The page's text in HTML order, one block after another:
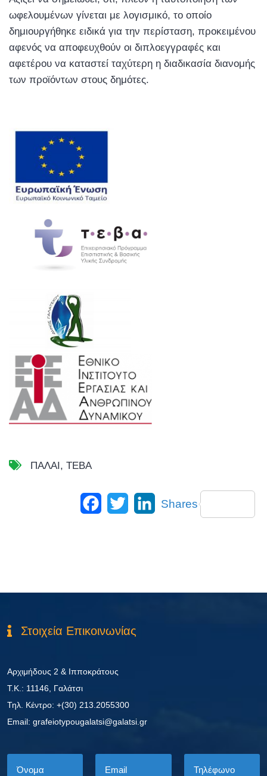
ωφελουμένων γίνεται με λογισμικό, το οποίο
δημιουργήθηκε ειδικά για την περίσταση, προκειμένου
αφενός να αποφευχθούν οι διπλοεγγραφές και
αφετέρου να καταστεί ταχύτερη η διαδικασία διανομής
των προϊόντων στους δημότες.
ΠΑΛΑΙ,ΤΕΒΑ
Facebook
Twitter LinkedIn
Shares
Στοιχεία Επικοινωνίας
Αρχιμήδους 2 & Ιπποκράτους
Τ.Κ.: 11146, Γαλάτσι
Τηλ. Κέντρο: +(30) 213.2055300
Εmail: grafeiotypougalatsi@galatsi.gr